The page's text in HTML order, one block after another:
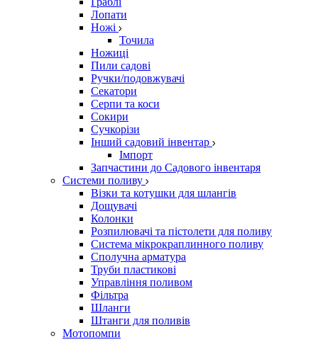
Лопати
Ножі
Точила
Ножиці
Пили садові
Ручки/подовжувачі
Секатори
Серпи та коси
Сокири
Сучкорізи
Інший садовий інвентар
Імпорт
Запчастини до Садового інвентаря
Системи поливу
Візки та котушки для шлангів
Дощувачі
Колонки
Розпилювачі та пістолети для поливу
Система мікрокраплинного поливу
Сполучна арматура
Труби пластикові
Управління поливом
Фільтра
Шланги
Штанги для поливів
Мотопомпи